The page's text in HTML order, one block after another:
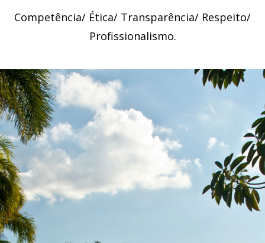
Competência/ Ética/ Transparência/ Respeito/
Profissionalismo.